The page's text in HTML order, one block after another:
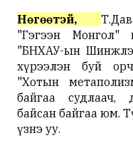
Нөгөөтэй,
"Гэгээн Монгол"
"БНХАУ-ын
хүрээлэн буй
"Хотын
байгаа судлаач,
байсан байгаа юм.
үзнэ уу.